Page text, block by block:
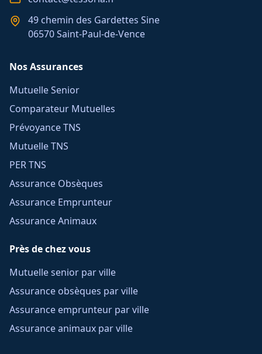
49 chemin des Gardettes Sine
06570 Saint-Paul-de-Vence
Nos Assurances
Mutuelle Senior
Comparateur Mutuelles
Prévoyance TNS
Mutuelle TNS
PER TNS
Assurance Obsèques
Assurance Emprunteur
Assurance Animaux
Près de chez vous
Mutuelle senior par ville
Assurance obsèques par ville
Assurance emprunteur par ville
Assurance animaux par ville